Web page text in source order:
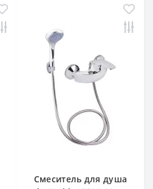
Смеситель для душа